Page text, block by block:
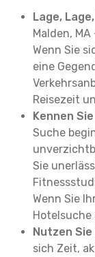
Lage,
Malden,
Wenn Sie
eine
Reisezeit
Kennen
Suche
Sie
Wenn Sie
Nutzen
sich Zeit,